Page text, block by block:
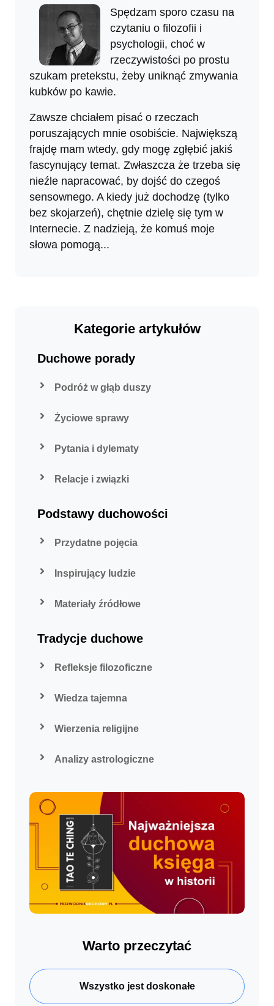
Spędzam sporo czasu na
czytaniu o filozofii i
psychologii, choć w
rzeczywistości po prostu
szukam pretekstu, żeby uniknąć zmywania
kubków po kawie.
Zawsze chciałem pisać o rzeczach
poruszających mnie osobiście. Największą
frajdę mam wtedy, gdy mogę zgłębić jakiś
fascynujący temat. Zwłaszcza że trzeba się
nieźle napracować, by dojść do czegoś
sensownego. A kiedy już dochodzę (tylko
bez skojarzeń), chętnie dzielę się tym w
Internecie. Z nadzieją, że komuś moje
słowa pomogą...
Kategorie artykułów
Duchowe porady
Podróż w głąb duszy
Życiowe sprawy
Pytania i dylematy
Relacje i związki
Podstawy duchowości
Przydatne pojęcia
Inspirujący ludzie
Materiały źródłowe
Tradycje duchowe
Refleksje filozoficzne
Wiedza tajemna
Wierzenia religijne
Analizy astrologiczne
Warto przeczytać
Wszystko jest doskonałe